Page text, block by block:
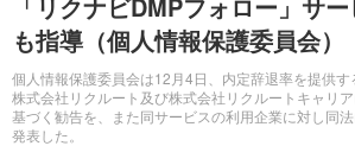
も指導（個人情報保護委員会）
個人情報保護委員会は12月4日、内定辞退率を提供
株式会社リクルート及び株式会社リクルートキャリ
基づく勧告を、また同サービスの利用企業に対し同
発表した。